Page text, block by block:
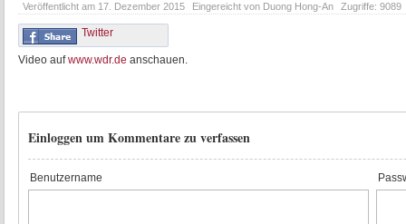
Veröffentlicht am 17. Dezember 2015 Eingereicht von Duong Hong-An Zugriffe: 9089
Twitter
Video aufwww.wdr.de anschauen.
Einloggen um Kommentare zu verfassen
Benutzername